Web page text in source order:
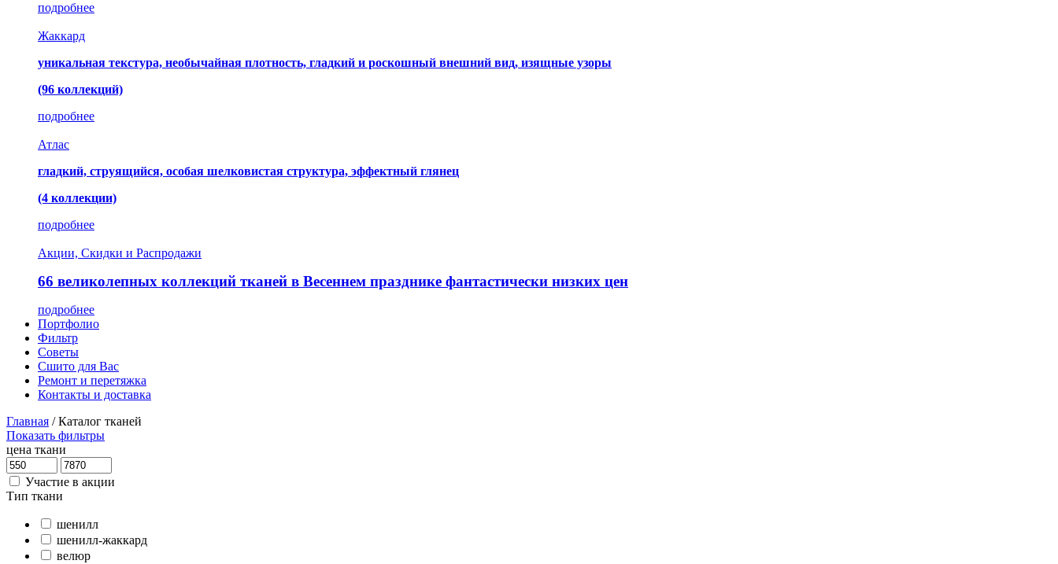
подробнее
Жаккард
уникальная текстура, необычайная плотность, гладкий и роскошный внешний вид, изящные узоры
(96 коллекций)
подробнее
Атлас
гладкий, струящийся, особая шелковистая структура, эффектный глянец
(4 коллекции)
подробнее
Акции, Скидки и Распродажи
66 великолепных коллекций тканей в Весеннем празднике фантастически низких цен
подробнее
Портфолио
Фильтр
Советы
Сшито для Вас
Ремонт и перетяжка
Контакты и доставка
Главная / Каталог тканей
Показать фильтры
цена ткани
Участие в акции
Тип ткани
шенилл
шенилл-жаккард
велюр